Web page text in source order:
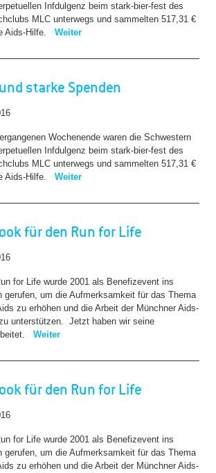
Infdulgenz beim stark-bier-fest des
MLC unterwegs und sammelten 517,31 €
Aids-Hilfe.
Weiter
starke Spenden
Wochenende waren die Schwestern
Infdulgenz beim stark-bier-fest des
MLC unterwegs und sammelten 517,31 €
Aids-Hilfe.
Weiter
für den Run for Life
for Life wurde 2001 als Benefizevent ins
gerufen, um die Aufmerksamkeit für das Thema
zu erhöhen und die Arbeit der Münchner Aids-
unterstützen. Jetzt haben wir seine
Weiter
für den Run for Life
for Life wurde 2001 als Benefizevent ins
gerufen, um die Aufmerksamkeit für das Thema
zu erhöhen und die Arbeit der Münchner Aids-